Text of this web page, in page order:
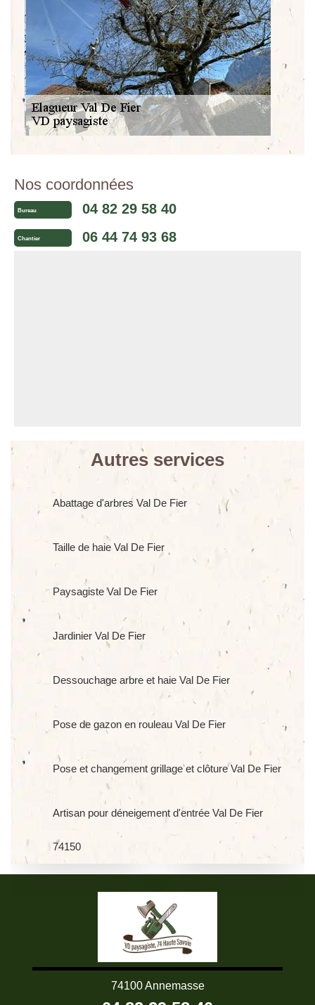
Nos coordonnées
Bureau 04 82 29 58 40
Chantier 06 44 74 93 68
Autres services
Abattage d'arbres Val De Fier
Taille de haie Val De Fier
Paysagiste Val De Fier
Jardinier Val De Fier
Dessouchage arbre et haie Val De Fier
Pose de gazon en rouleau Val De Fier
Pose et changement grillage et clôture Val De Fier
Artisan pour déneigement d'entrée Val De Fier
74150
74100 Annemasse